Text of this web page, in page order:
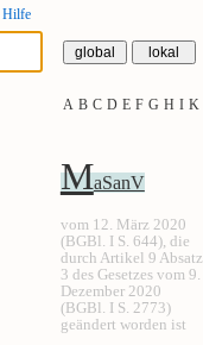
Hilfe
A B C D E F G H I K
MaSanV
vom 12. März 2020
(BGBl. I S. 644), die
durch Artikel 9 Absatz
3 des Gesetzes vom 9.
Dezember 2020
(BGBl. I S. 2773)
geändert worden ist